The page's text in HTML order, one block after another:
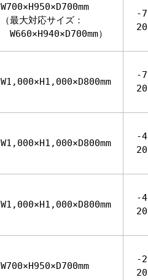
W700×H950×D700mm
（最大対応サイズ：
W660×H940×D700mm）
-
W1,000×H1,000×D800mm
-
W1,000×H1,000×D800mm
-
W1,000×H1,000×D800mm
-
W700×H950×D700mm
-